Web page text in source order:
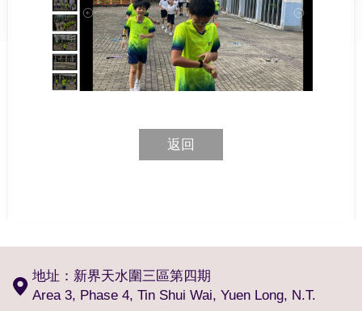
返回
地址：新界天水圍三區第四期
Area 3, Phase 4, Tin Shui Wai, Yuen Long, N.T.